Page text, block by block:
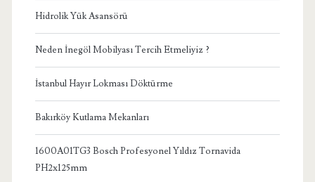
Hidrolik Yük Asansörü
Neden İnegöl Mobilyası Tercih Etmeliyiz ?
İstanbul Hayır Lokması Döktürme
Bakırköy Kutlama Mekanları
1600A01TG3 Bosch Profesyonel Yıldız Tornavida
PH2x125mm